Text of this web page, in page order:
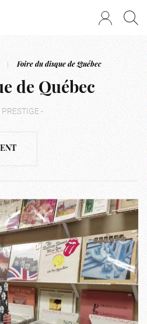
| Foire du disque de Québec
de Québec
-